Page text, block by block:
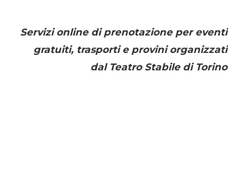
Servizi online di prenotazione per eventi
gratuiti, trasporti e provini organizzati
dal Teatro Stabile di Torino